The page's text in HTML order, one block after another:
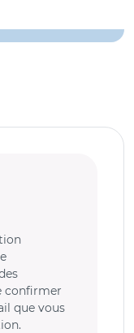
confirmer
que vous